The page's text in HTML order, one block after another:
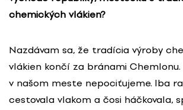
chemických vlákien?
Nazdávam sa, že tradícia výroby
vlákien končí za bránami
v našom meste nepociťujeme. Iba
cestovala vlakom a čosi háčkovala,